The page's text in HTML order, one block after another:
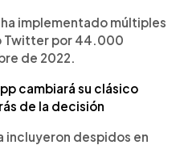
implementado múltiples
Twitter por 44.000
de 2022.
cambiará su clásico
de la decisión
incluyeron despidos en